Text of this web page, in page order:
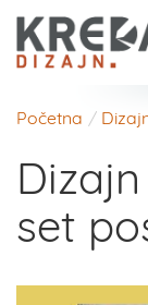
Početna
set